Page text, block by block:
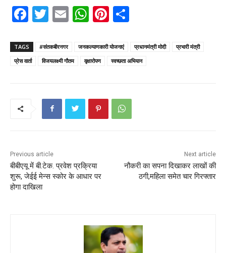
F
a
c
e
T
w
itt
er
E
m
ai
l
W
h
a
ts
p
p
Pi
nt
er
e
ar
e
TAGS #संतकबीरनगर जनकल्याणकारी योजनाएं प्रधानमंत्री मोदी
प्रभारी मंत्री
प्रेस वार्ता
विजयलक्ष्मी गौतम वृक्षारोपण स्वच्छता अभियान
Previous article
बीबीएयू में बी.टेक. प्रवेश प्रक्रिया
शुरू, जेईई मेन्स स्कोर के आधार पर
होगा दाखिला
Next article
नौकरी का सपना दिखाकर लाखों की
ठगी,महिला समेत चार गिरफ्तार